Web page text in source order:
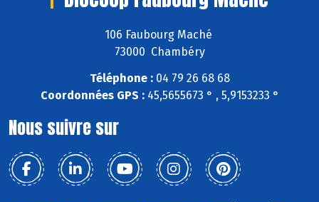
106 Faubourg Maché
73000 Chambéry
Téléphone :04 79 26 68 68
Coordonnées GPS :45,5655673 ° , 5,9153233 °
Nous suivre sur